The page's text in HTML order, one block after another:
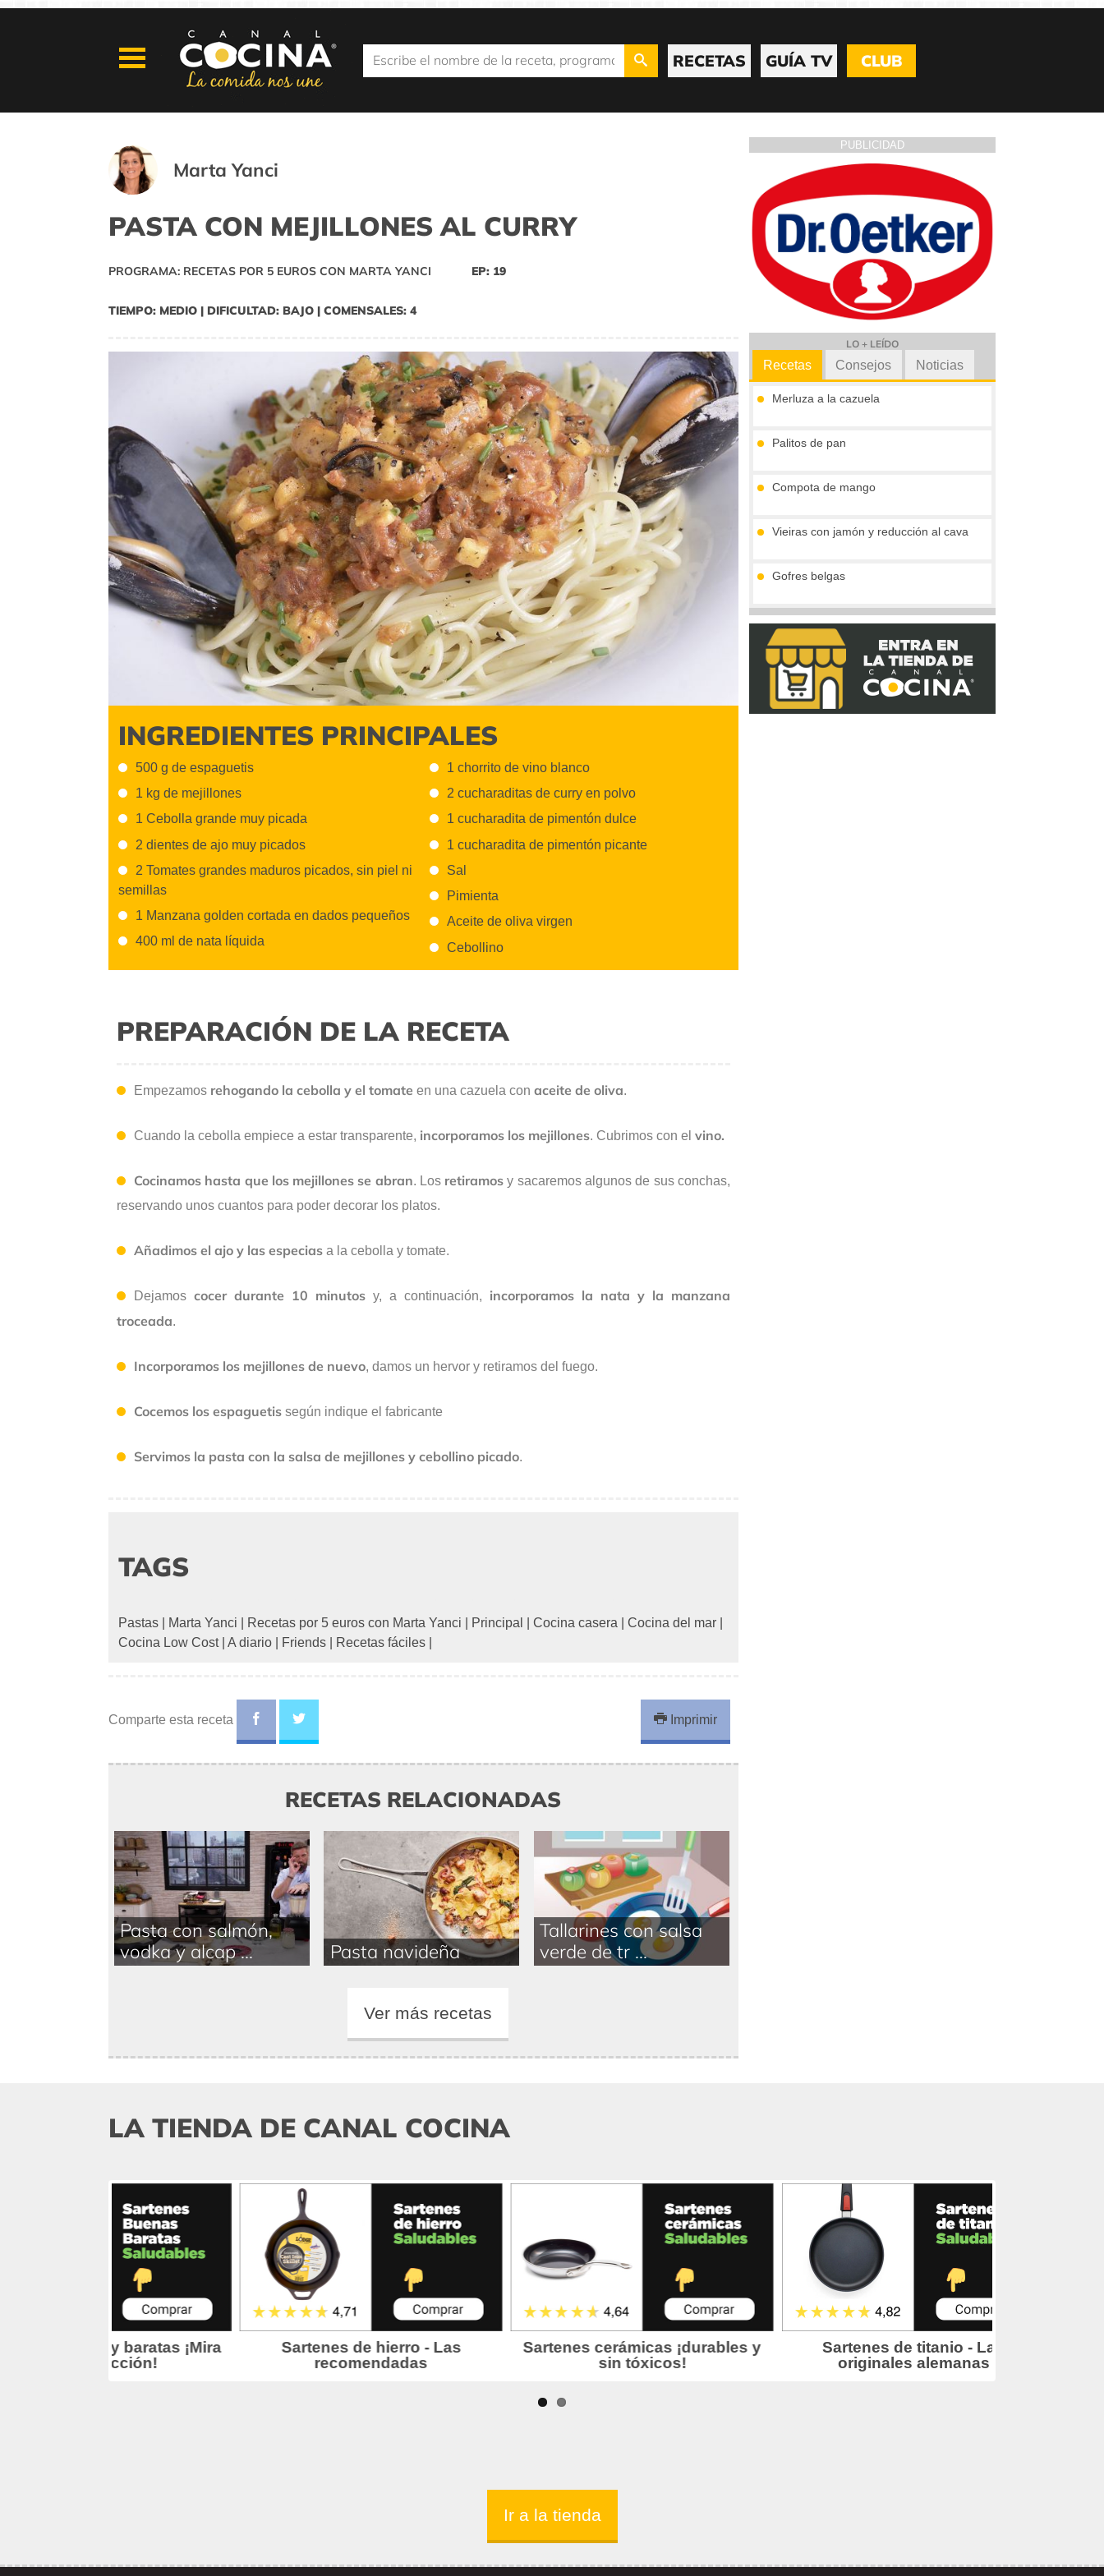
RECETAS GUÍA TV CLUB
Marta Yanci
PASTA CON MEJILLONES AL CURRY
PROGRAMA: RECETAS POR 5 EUROS CON MARTA YANCI EP: 19
TIEMPO: MEDIO | DIFICULTAD: BAJO | COMENSALES: 4
INGREDIENTES PRINCIPALES
500 g de espaguetis
1 kg de mejillones
1 Cebolla grande muy picada
2 dientes de ajo muy picados
2 Tomates grandes maduros picados, sin piel ni
semillas
1 Manzana golden cortada en dados pequeños
400 ml de nata líquida
1 chorrito de vino blanco
2 cucharaditas de curry en polvo
1 cucharadita de pimentón dulce
1 cucharadita de pimentón picante
Sal
Pimienta
Aceite de oliva virgen
Cebollino
PREPARACIÓN DE LA RECETA
Empezamos rehogando la cebolla y el tomate en una cazuela con aceite de oliva.
Cuando la cebolla empiece a estar transparente, incorporamos los mejillones. Cubrimos con el vino.
Cocinamos hasta que los mejillones se abran. Los retiramos y sacaremos algunos de sus conchas,
reservando unos cuantos para poder decorar los platos.
Añadimos el ajo y las especias a la cebolla y tomate.
Dejamos cocer durante 10 minutosy, a continuación,
incorporamos la nata y la manzana
troceada.
Incorporamos los mejillones de nuevo, damos un hervor y retiramos del fuego.
Cocemos los espaguetis según indique el fabricante
Servimos la pasta con la salsa de mejillones y cebollino picado.
TAGS
Pastas Marta Yanci Recetas por 5 euros con Marta Yanci Principal Cocina casera Cocina del mar
Cocina Low Cost| A diario Friends Recetas fáciles
Comparte esta receta Imprimir
RECETAS RELACIONADAS
Pasta con salmón,
vodka y alcap ...
Pasta navideña
Tallarines con salsa
verde de tr ...
Ver más recetas
PUBLICIDAD
LO + LEÍDO
Recetas
Merluza a la cazuela
Palitos de pan
Compota de mango
Vieiras con jamón y reducción al cava
Gofres belgas
Tronco de chocolate y turrón (sin gluten)
Consejos Noticias
LA TIENDA DE CANAL COCINA
Ir a la tienda